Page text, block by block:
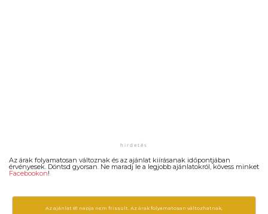
Az árak folyamatosan változnak és az ajánlat kiírásanak időpontjában
érvényesek. Döntsd gyorsan. Ne maradj le a legjobb ajánlatokról, kövess minket
Facebookon!
Az ajánlat 81 napja nem frissült. Az árak folyamatosan változhatnak,